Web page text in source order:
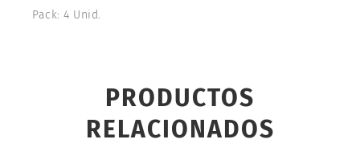
Pack: 4 Unid.
PRODUCTOS
RELACIONADOS